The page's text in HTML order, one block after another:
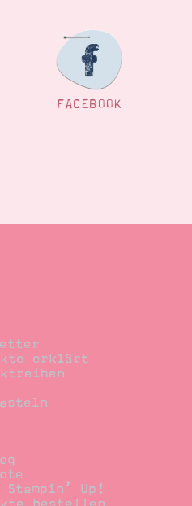
FACEBOOK
erklärt
Up!